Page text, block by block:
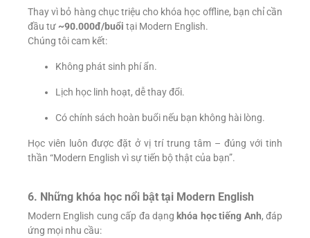
Thay vì bỏ hàng chục triệu cho khóa học offline, bạn chỉ cần
đầu tư~90.000đ/buổi tại Modern English.
Chúng tôi cam kết:
Không phát sinh phí ẩn.
Lịch học linh hoạt, dễ thay đổi.
Có chính sách hoàn buổi nếu bạn không hài lòng.
Học viên luôn được đặt ở vị trí trung tâm – đúng với tinh
thần “Modern English vì sự tiến bộ thật của bạn”.
6. Những khóa học nổi bật tại Modern English
Modern English cung cấp đa dạng khóa học tiếng Anh, đáp
ứng mọi nhu cầu: